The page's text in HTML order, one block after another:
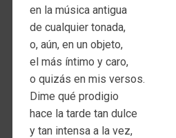
en la música antigua
de cualquier tonada,
o, aún, en un objeto,
el más íntimo y caro,
o quizás en mis versos.
Dime qué prodigio
hace la tarde tan dulce
y tan intensa a la vez,